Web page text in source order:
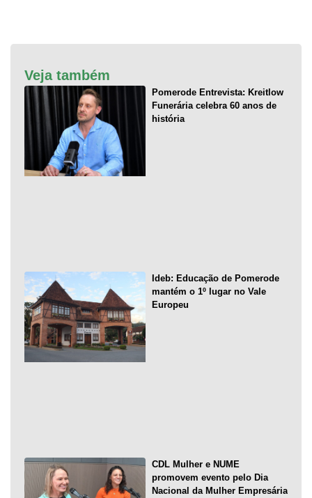
Veja também
Pomerode Entrevista: Kreitlow
Funerária celebra 60 anos de
história
Ideb: Educação de Pomerode
mantém o 1º lugar no Vale
Europeu
CDL Mulher e NUME
promovem evento pelo Dia
Nacional da Mulher Empresária